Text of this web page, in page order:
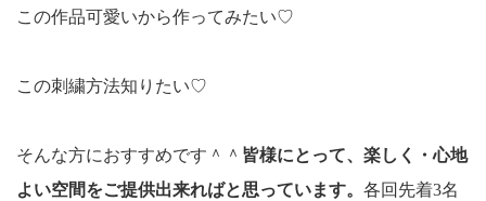
この作品可愛いから作ってみたい♡
この刺繍方法知りたい♡
そんな方におすすめです＾＾ 皆様にとって、楽しく・心地
よい空間をご提供出来ればと思っています。 各回先着3名